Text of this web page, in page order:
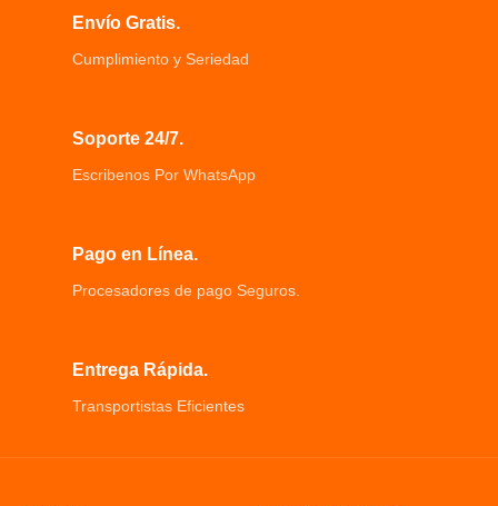
Envío Gratis.
Cumplimiento y Seriedad
Soporte 24/7.
Escribenos Por WhatsApp
Pago en Línea.
Procesadores de pago Seguros.
Entrega Rápida.
Transportistas Eficientes